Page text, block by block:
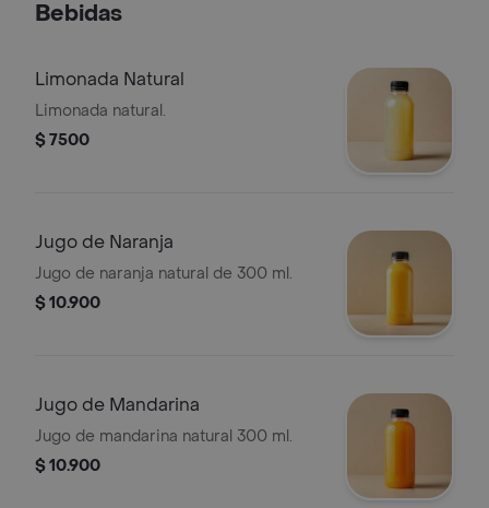
Bebidas
Limonada Natural
Limonada natural.
$ 7500
Jugo de Naranja
Jugo de naranja natural de 300 ml.
$ 10.900
Jugo de Mandarina
Jugo de mandarina natural 300 ml.
$ 10.900